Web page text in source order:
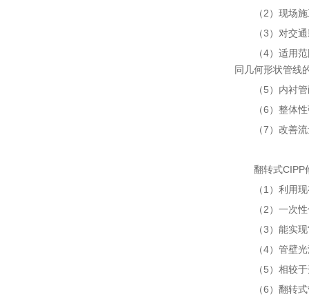
（2）现场
（3）对交
（4）适用
同几何形状管线
（5）内衬
（6）整体
（7）改善
翻转式CIPP
（1）利用
（2）一次
（3）能实
（4）管壁
（5）相较
（6）翻转